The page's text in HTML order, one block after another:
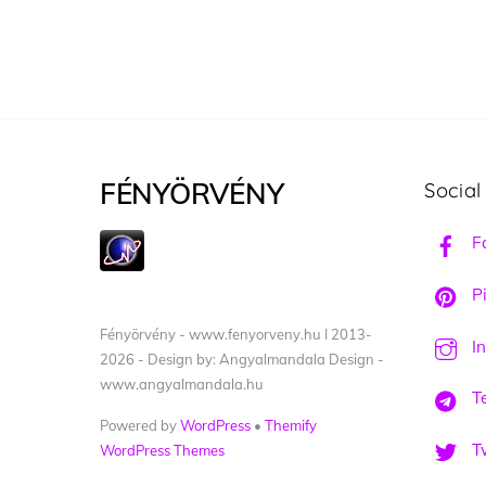
FÉNYÖRVÉNY
Fényörvény - www.fenyorveny.hu I 2013-
2026 - Design by: Angyalmandala Design -
www.angyalmandala.hu
Powered byWordPress • Themify
WordPress Themes
Social